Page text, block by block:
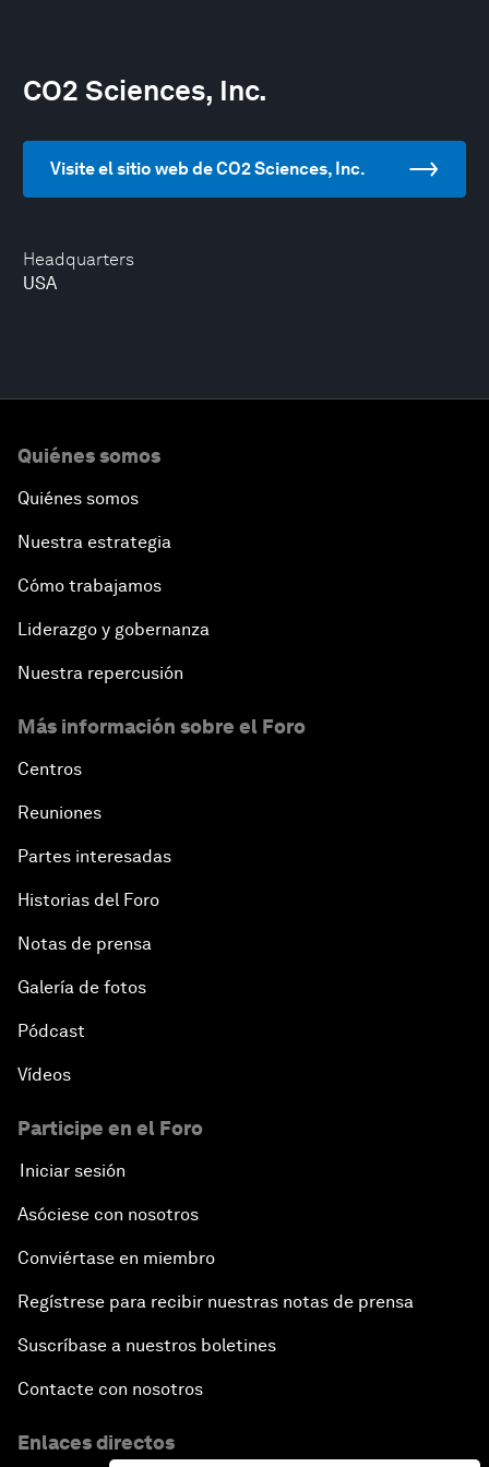
Headquarters
USA
CO2 Sciences, Inc.
Visite el sitio web de CO2 Sciences, Inc.
Quiénes somos
Quiénes somos
Nuestra estrategia
Cómo trabajamos
Liderazgo y gobernanza
Nuestra repercusión
Más información sobre el Foro
Centros
Reuniones
Partes interesadas
Historias del Foro
Notas de prensa
Galería de fotos
Pódcast
Vídeos
Participe en el Foro
Iniciar sesión
Asóciese con nosotros
Conviértase en miembro
Regístrese para recibir nuestras notas de prensa
Suscríbase a nuestros boletines
Contacte con nosotros
Enlaces directos